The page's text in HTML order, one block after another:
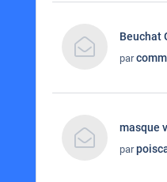
Beuchat
par
masque
par